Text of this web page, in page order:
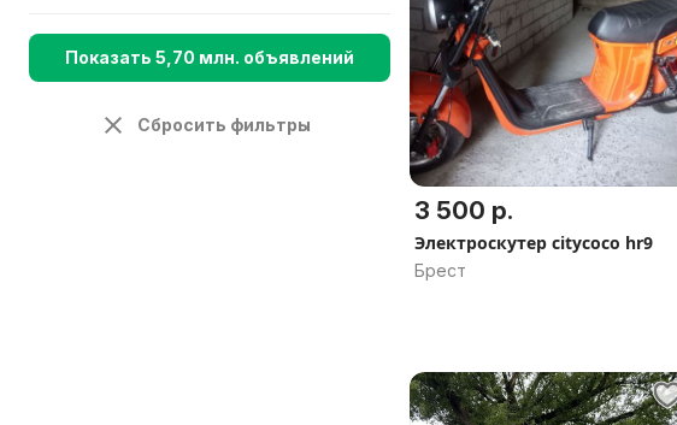
Показать 5,70 млн. объявлений
Сбросить фильтры
3 500 р.
Электроскутер citycoco hr9
Брест